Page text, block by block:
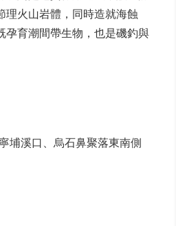
理火山岩體，同時造就海蝕
孕育潮間帶生物，也是磯釣與
埔溪口、烏石鼻聚落東南側